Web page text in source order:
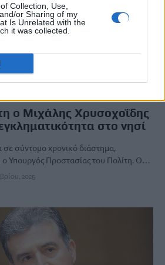
Collection, Use,
or Sharing of my
Is Unrelated with the
it was collected.
ο Μιχάλης Χρυσοχοΐδης
στο νησί
σε σύντομο χρονικό διάστημα,
ο Υπουργός Προστασίας του Πολίτη. Ο…
2025